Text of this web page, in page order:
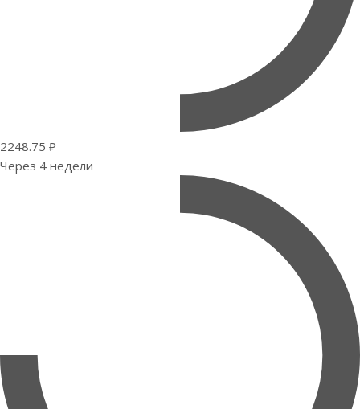
2248.75 ₽
Через 4 недели